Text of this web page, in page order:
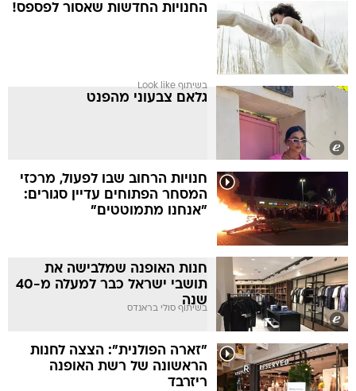
החנויות החדשות שאסור לפספס!
גלאם צבעוני מהפנט
בשיתוף Look like
חנויות הרחוב שבו לפעול, מרכזי
המסחר הפתוחים עדיין סגורים:
"אנחנו מתמוטטים"
חנות האופנה שמלבישה את
תושבי ישראל כבר למעלה מ-40
שנה
בשיתוף סולי בראנדס
"זארה הפולנית": הצצה לחנות
הראשונה של רשת האופנה
ריזרבד